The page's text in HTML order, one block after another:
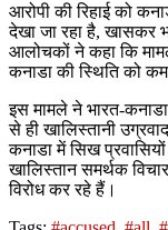
आरोपी की रिहाई को
देखा जा रहा है,
आलोचकों ने कहा कि
कनाडा की स्थिति को
इस मामले ने भारत-
से ही खालिस्तानी
कनाडा में सिख
खालिस्तान समर्थक
विरोध कर रहे हैं।